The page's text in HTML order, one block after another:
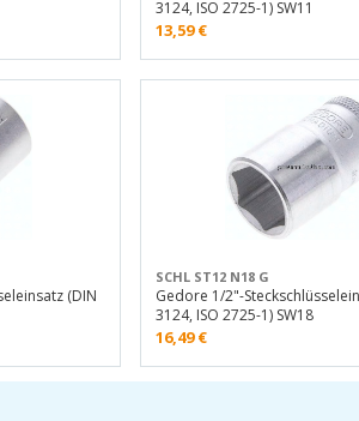
3124, ISO 2725-1) SW11
13,59€
(DIN
SCHL ST12 N18 G
Gedore 1/2"-
3124, ISO 2725-1) SW18
16,49€